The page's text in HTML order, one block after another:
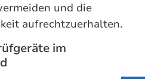
und die
aufrechtzuerhalten.
im